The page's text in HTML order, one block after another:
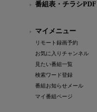
番組表・チラシPDF
マイメニュー
リモート録画予約
お気に入りチャンネル
見たい番組一覧
検索ワード登録
番組お知らせメール
マイ番組ページ